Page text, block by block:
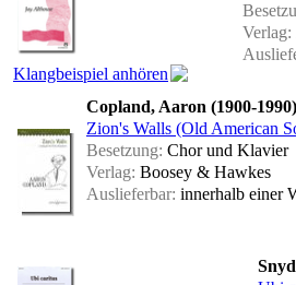
Klangbeispiel anhören
Verlag:
Copland, Aaron (1900-1990)
Zion's Walls (Old American
Besetzung: Chor und Klavier
Verlag: Boosey & Hawkes
Auslieferbar: innerhalb einer